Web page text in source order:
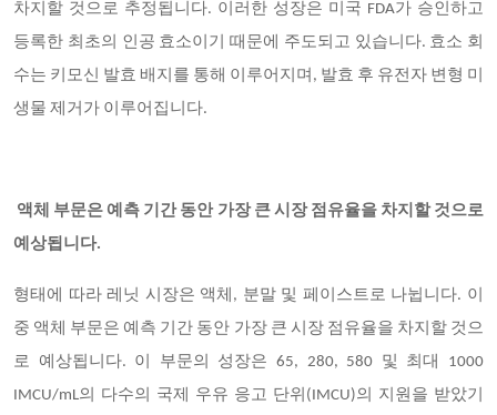
차지할 것으로 추정됩니다. 이러한 성장은 미국 FDA가 승인하고
등록한 최초의 인공 효소이기 때문에 주도되고 있습니다. 효소 회
수는 키모신 발효 배지를 통해 이루어지며, 발효 후 유전자 변형 미
생물 제거가 이루어집니다.
액체 부문은 예측 기간 동안 가장 큰 시장 점유율을 차지할 것으로
예상됩니다.
형태에 따라 레닛 시장은 액체, 분말 및 페이스트로 나뉩니다. 이
중 액체 부문은 예측 기간 동안 가장 큰 시장 점유율을 차지할 것으
로 예상됩니다. 이 부문의 성장은 65, 280, 580 및 최대 1000
IMCU/mL의 다수의 국제 우유 응고 단위(IMCU)의 지원을 받았기